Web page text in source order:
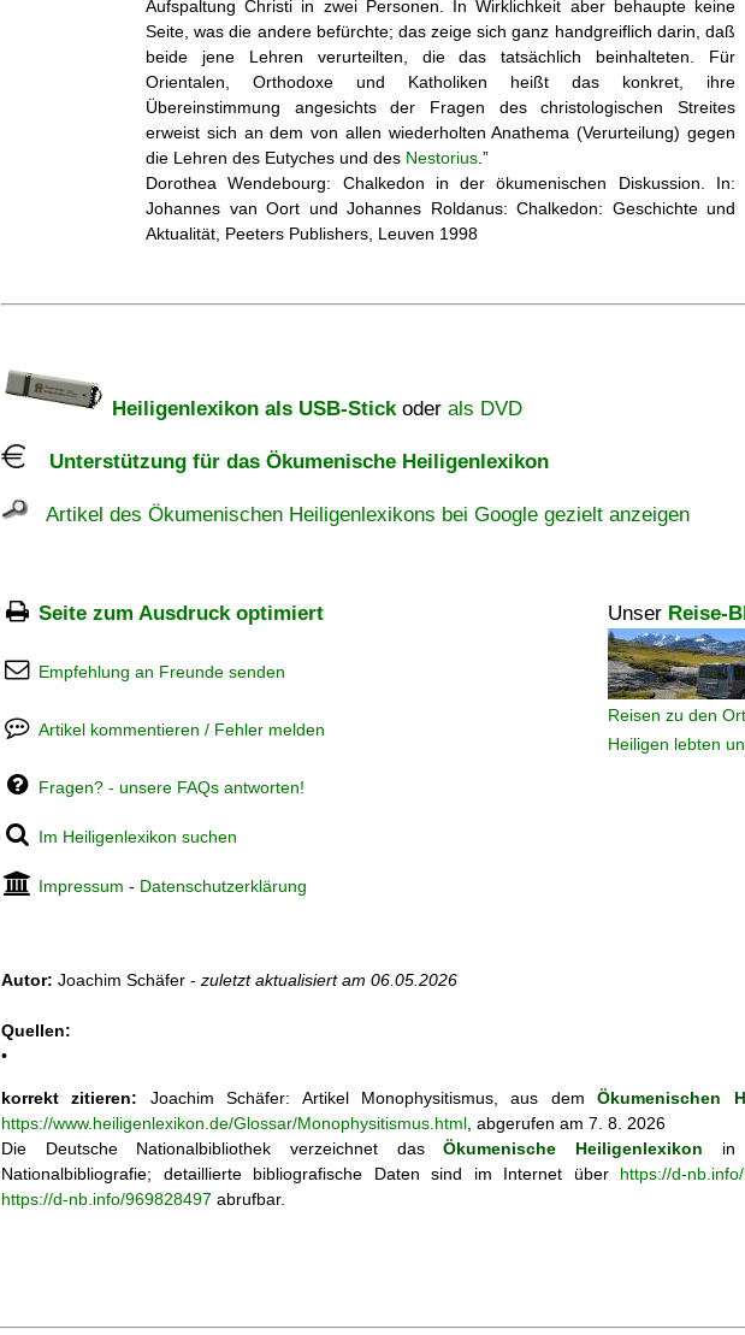
Aufspaltung Christi in zwei Personen. In Wirklichkeit aber behaupte keine
Seite, was die andere befürchte; das zeige sich ganz handgreiflich darin, daß
beide jene Lehren verurteilten, die das tatsächlich beinhalteten. Für
Orientalen, Orthodoxe und Katholiken heißt das konkret, ihre
Übereinstimmung angesichts der Fragen des christologischen Streites
erweist sich an dem von allen wiederholten Anathema (Verurteilung) gegen
die Lehren des Eutyches und des Nestorius
Dorothea Wendebourg: Chalkedon in der ökumenischen Diskussion. In:
Johannes van Oort und Johannes Roldanus: Chalkedon: Geschichte und
Aktualität, Peeters Publishers, Leuven 1998
Heiligenlexikon als USB-Stickoder als DVD
Unterstützung für das Ökumenische Heiligenlexikon
Artikel des Ökumenischen Heiligenlexikons bei Google gezielt anzeigen
Seite zum Ausdruck optimiert Unser Reise-
Reisen zu den
Heiligen lebten
Empfehlung an Freunde senden
Artikel kommentieren / Fehler melden
Fragen? - unsere FAQs antworten!
Im Heiligenlexikon suchen
Impressum - Datenschutzerklärung
Autor: Joachim Schäfer - zuletzt aktualisiert am 06.05.2026
Quellen:
•
korrekt zitieren: Joachim Schäfer: Artikel Monophysitismus, aus demÖkumenischen
https://www.heiligenlexikon.de/Glossar/Monophysitismus.html, abgerufen am 7. 8. 2026
Die Deutsche Nationalbibliothek verzeichnet dasÖkumenische Heiligenlexikon in
Nationalbibliografie; detaillierte bibliografische Daten sind im Internet über https://d-
https://d-nb.info/969828497 abrufbar.